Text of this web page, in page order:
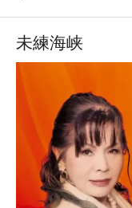
未練海峡